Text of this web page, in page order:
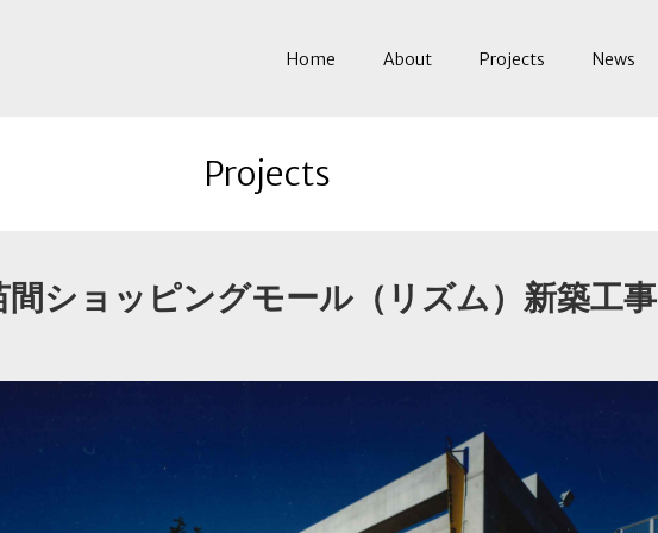
Home About Projects News
Projects
間ショッピングモール（リズム）新築工事